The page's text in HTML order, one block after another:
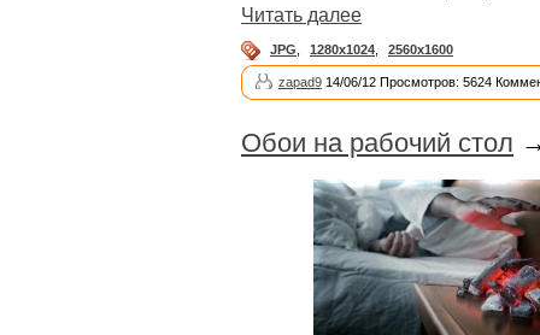
Читать далее
JPG 1280x1024 2560x1600
zapad9 14/06/12 Просмотров: 5624
Обои на рабочий стол